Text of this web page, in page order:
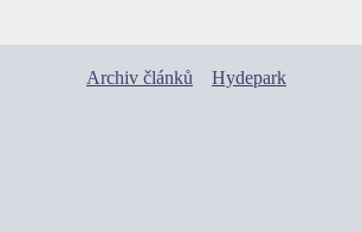
Archiv článků Hydepark